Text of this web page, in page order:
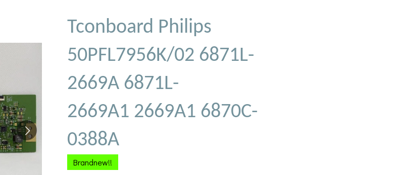
Tconboard Philips
50PFL7956K/02 6871L-
2669A 6871L-
2669A1 2669A1 6870C-
0388A
Brandnew!!